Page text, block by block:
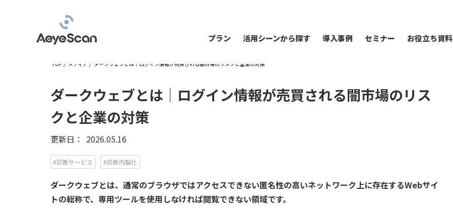
プラン 活用シーンから探す 導入事例 セミナー お役立ち資料
TOP / メディア / ダークウェブとは｜ログイン情報が売買される闇市場のリスクと企業の対策
ダークウェブとは｜ログイン情報が売買される闇市場のリス
クと企業の対策
更新日： 2026.05.16
#診断サービス #診断内製化
ダークウェブとは、通常のブラウザではアクセスできない匿名性の高いネットワーク上に存在するWebサイ
トの総称で、専用ツールを使用しなければ閲覧できない領域です。